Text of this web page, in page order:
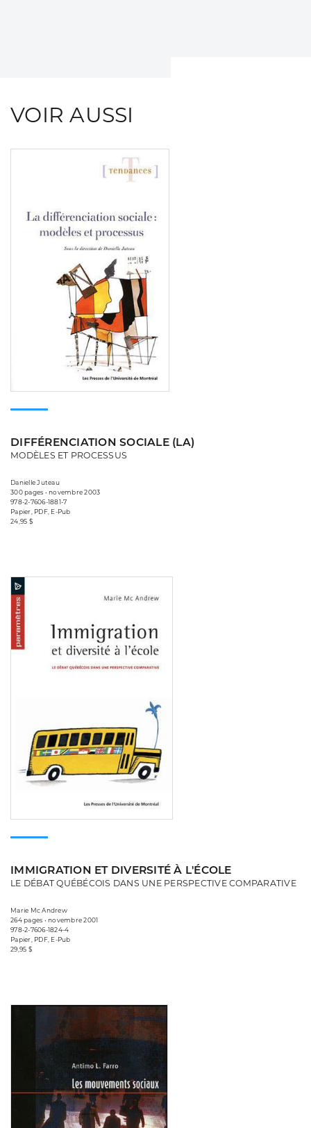
VOIR AUSSI
DIFFÉRENCIATION SOCIALE (LA)
MODÈLES ET PROCESSUS
Danielle Juteau
300 pages • novembre 2003
978-2-7606-1881-7
Papier, PDF, E-Pub
24,95 $
IMMIGRATION ET DIVERSITÉ À L'ÉCOLE
LE DÉBAT QUÉBÉCOIS DANS UNE PERSPECTIVE COMPARATIVE
Marie Mc Andrew
264 pages • novembre 2001
978-2-7606-1824-4
Papier, PDF, E-Pub
29,95 $